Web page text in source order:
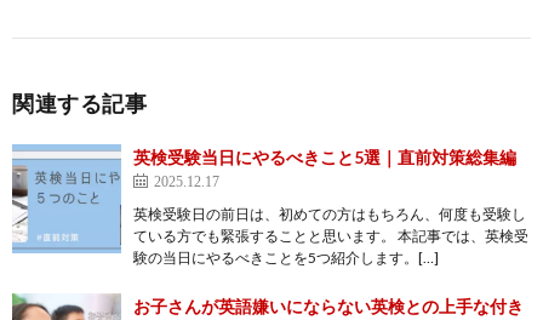
関連する記事
英検受験当日にやるべきこと5選｜直前対策総集編
2025.12.17
英検受験日の前日は、初めての方はもちろん、何度も受験し
ている方でも緊張することと思います。 本記事では、英検受
験の当日にやるべきことを5つ紹介します。[…]
お子さんが英語嫌いにならない英検との上手な付き